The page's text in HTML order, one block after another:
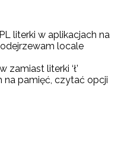
literki w aplikacjach na
locale
literki ‘ł’
na pamięć, czytać opcji